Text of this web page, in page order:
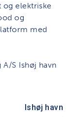
elektriske
og
med
A/S Ishøj havn
Ishøj havn